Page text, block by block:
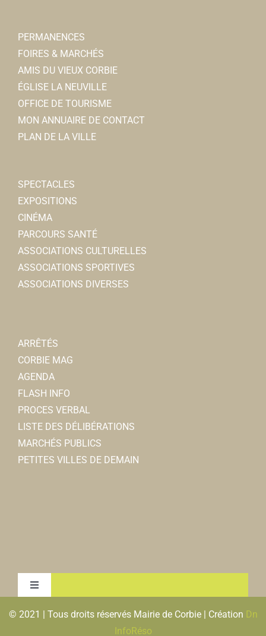
PERMANENCES
FOIRES & MARCHÉS
AMIS DU VIEUX CORBIE
ÉGLISE LA NEUVILLE
OFFICE DE TOURISME
MON ANNUAIRE DE CONTACT
PLAN DE LA VILLE
SPECTACLES
EXPOSITIONS
CINÉMA
PARCOURS SANTÉ
ASSOCIATIONS CULTURELLES
ASSOCIATIONS SPORTIVES
ASSOCIATIONS DIVERSES
ARRÊTÉS
CORBIE MAG
AGENDA
FLASH INFO
PROCES VERBAL
LISTE DES DÉLIBÉRATIONS
MARCHÉS PUBLICS
PETITES VILLES DE DEMAIN
Toggle
MENTIONS LEGALES & RGPD
© 2021 | Tous droits réservés Mairie de Corbie | Création Dn
InfoRéso